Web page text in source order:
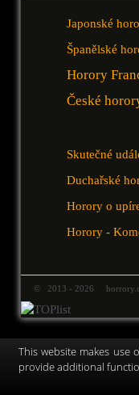
Japonské
Španělské
Horory
České
Skutečné
Duchařské
Horory o
Horory -
© 2013 - 2026
This website makes use
provide additional